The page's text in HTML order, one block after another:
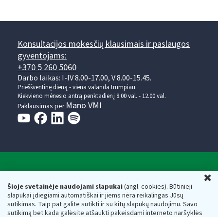
Šioje svetainėje naudojami slapukai(angl. cookies). Būtinieji
slapukai įdiegiami automatiškai ir jiems nėra reikalingas Jūsų
sutikimas. Taip pat galite sutikti ir su kitų slapukų naudojimu. Savo
sutikimą bet kada galėsite atšaukti pakeisdami interneto naršyklės
Konsultacijos mokesčių klausimais ir paslaugos
gyventojams:
+370 5 260 5060
Darbo laikas: I-IV 8.00-17.00, V 8.00-15.45.
Prieššventinę dieną - viena valanda trumpiau.
Kiekvieno mėnesio antrą penktadienį 8.00 val. - 12.00 val.
Paklausimas per Mano VMI
Respublikos finansų ministerijos
Biudžetinė įstaiga. Juridinio asmens kodas — 188659752,
adresas: Vasario 16-osios g. 14, 01107 Vilnius, Lietuva, el.paštas: